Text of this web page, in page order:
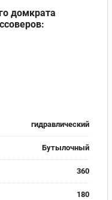
домкрата
гидравлический
Бутылочный
360
180